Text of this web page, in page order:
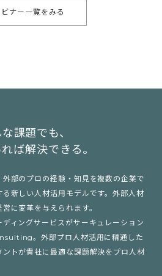
ビナー一覧をみる
課題でも、
ば解決できる。
外部のプロの経験・知見を複数の企業で
新しい人材活用モデルです。外部人材
に変革を与えられます。
ィングサービスがサーキュレーション
。外部プロ人材活用に精通した
トが貴社に最適な課題解決をプロ人材